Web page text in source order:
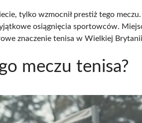
tylko wzmocnił prestiż tego meczu.
osiągnięcia sportowców.
znaczenie tenisa w Wielkiej
meczu tenisa?